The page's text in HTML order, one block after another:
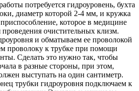
потребуется гидроуровень, бухта
диаметр которой 2-4 мм, и кружка
которое в медицине
проведения очистительных клизм.
и обматываем ее проволокой
проволоку к трубке при помощи
Сделать это нужно так, чтобы
в разные стороны, при этом,
выступать на один сантиметр.
трубки гидроуровня подключаем к